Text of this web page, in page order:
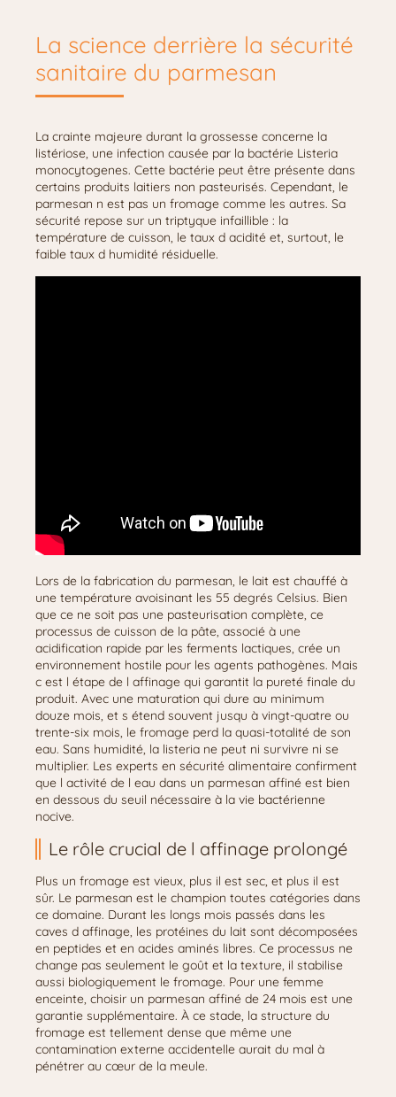
La science derrière la sécurité
sanitaire du parmesan
La crainte majeure durant la grossesse concerne la
listériose, une infection causée par la bactérie Listeria
monocytogenes. Cette bactérie peut être présente dans
certains produits laitiers non pasteurisés. Cependant, le
parmesan n est pas un fromage comme les autres. Sa
sécurité repose sur un triptyque infaillible : la
température de cuisson, le taux d acidité et, surtout, le
faible taux d humidité résiduelle.
Lors de la fabrication du parmesan, le lait est chauffé à
une température avoisinant les 55 degrés Celsius. Bien
que ce ne soit pas une pasteurisation complète, ce
processus de cuisson de la pâte, associé à une
acidification rapide par les ferments lactiques, crée un
environnement hostile pour les agents pathogènes. Mais
c est l étape de l affinage qui garantit la pureté finale du
produit. Avec une maturation qui dure au minimum
douze mois, et s étend souvent jusqu à vingt-quatre ou
trente-six mois, le fromage perd la quasi-totalité de son
eau. Sans humidité, la listeria ne peut ni survivre ni se
multiplier. Les experts en sécurité alimentaire confirment
que l activité de l eau dans un parmesan affiné est bien
en dessous du seuil nécessaire à la vie bactérienne
nocive.
Le rôle crucial de l affinage prolongé
Plus un fromage est vieux, plus il est sec, et plus il est
sûr. Le parmesan est le champion toutes catégories dans
ce domaine. Durant les longs mois passés dans les
caves d affinage, les protéines du lait sont décomposées
en peptides et en acides aminés libres. Ce processus ne
change pas seulement le goût et la texture, il stabilise
aussi biologiquement le fromage. Pour une femme
enceinte, choisir un parmesan affiné de 24 mois est une
garantie supplémentaire. À ce stade, la structure du
fromage est tellement dense que même une
contamination externe accidentelle aurait du mal à
pénétrer au cœur de la meule.